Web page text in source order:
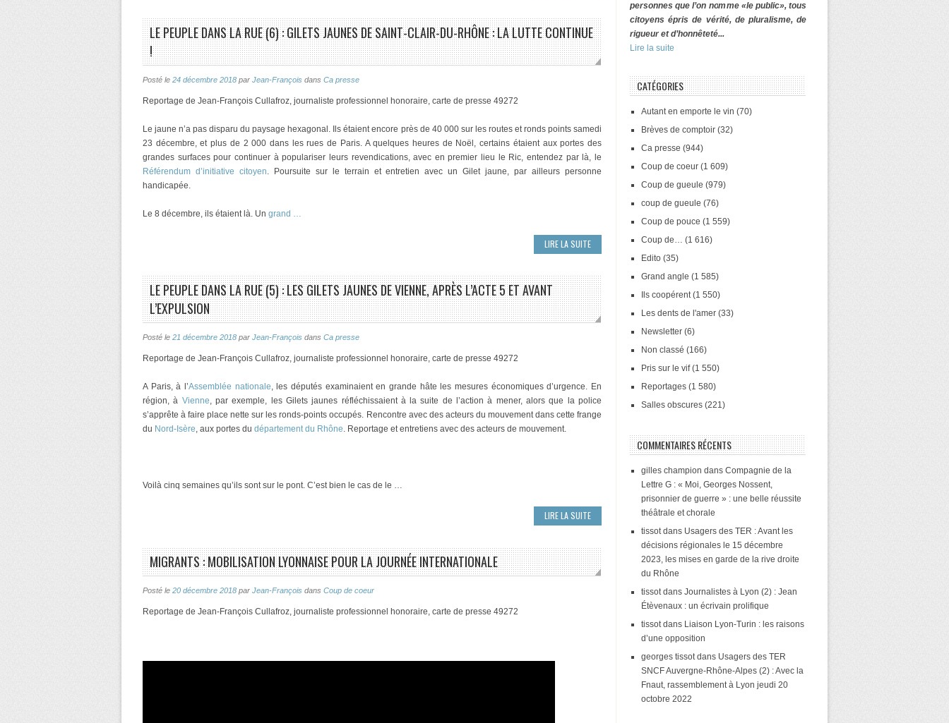
LE PEUPLE DANS LA RUE (6) : GILETS JAUNES DE SAINT-CLAIR-DU-RHÔNE : LA LUTTE CONTINUE
!
Posté le 24 décembre 2018 par Jean-François dans Ca presse
Reportage de Jean-François Cullafroz, journaliste professionnel honoraire, carte de presse 49272
Le jaune n’a pas disparu du paysage hexagonal. Ils étaient encore près de 40 000 sur les routes et ronds points samedi
23 décembre, et plus de 2 000 dans les rues de Paris. A quelques heures de Noël, certains étaient aux portes des
grandes surfaces pour continuer à populariser leurs revendications, avec en premier lieu le Ric, entendez par là, le
Référendum d’initiative citoyen. Poursuite sur le terrain et entretien avec un Gilet jaune, par ailleurs personne
handicapée.
Le 8 décembre, ils étaient là. Un grand …
LIRE LA SUITE
LE PEUPLE DANS LA RUE (5) : LES GILETS JAUNES DE VIENNE, APRÈS L’ACTE 5 ET AVANT
L’EXPULSION
Posté le 21 décembre 2018 par Jean-François dans Ca presse
Reportage de Jean-François Cullafroz, journaliste professionnel honoraire, carte de presse 49272
A Paris, à l’Assemblée nationale, les députés examinaient en grande hâte les mesures économiques d’urgence. En
région, à Vienne, par exemple, les Gilets jaunes réfléchissaient à la suite de l’action à mener, alors que la police
s’apprête à faire place nette sur les ronds-points occupés. Rencontre avec des acteurs du mouvement dans cette frange
du Nord-Isère, aux portes du département du Rhône. Reportage et entretiens avec des acteurs de mouvement.
Voilà cinq semaines qu’ils sont sur le pont. C’est bien le cas de le …
LIRE LA SUITE
MIGRANTS : MOBILISATION LYONNAISE POUR LA JOURNÉE INTERNATIONALE
Posté le 20 décembre 2018 par Jean-François dans Coup de coeur
Reportage de Jean-François Cullafroz, journaliste professionnel honoraire, carte de presse 49272
personnes que l’on nomme «le public», tous
citoyens épris de vérité, de pluralisme, de
rigueur et d’honnêteté...
Lire la suite
CATÉGORIES
Autant en emporte le vin (70)
Brèves de comptoir (32)
Ca presse (944)
Coup de coeur (1 609)
Coup de gueule (979)
coup de gueule (76)
Coup de pouce (1 559)
Coup de… (1 616)
Edito (35)
Grand angle (1 585)
Ils coopérent(1 550)
Les dents de l'amer (33)
Newsletter (6)
Non classé (166)
Pris sur le vif(1 550)
Reportages (1 580)
Salles obscures (221)
COMMENTAIRES RÉCENTS
gilles champion dans Compagnie de la
Lettre G : « Moi, Georges Nossent,
prisonnier de guerre » : une belle réussite
théâtrale et chorale
tissotdans Usagers des TER : Avant les
décisions régionales le 15 décembre
2023, les mises en garde de la rive droite
du Rhône
tissotdans Journalistes à Lyon (2) : Jean
Étèvenaux : un écrivain prolifique
tissotdans Liaison Lyon-Turin : les raisons
d’une opposition
georges tissotdans Usagers des TER
SNCF Auvergne-Rhône-Alpes (2) : Avec la
Fnaut, rassemblement à Lyon jeudi 20
octobre 2022